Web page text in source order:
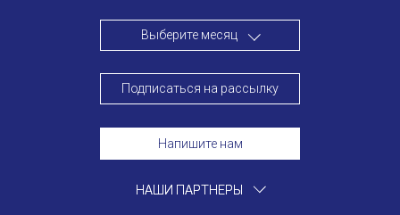
Выберите месяц
Подписаться на рассылку
Напишите нам
НАШИ ПАРТНЕРЫ